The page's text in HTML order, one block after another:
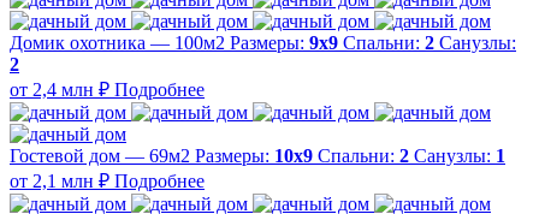
Домик охотника — 100м2 Размеры: 9х9 Спальни: 2 Санузлы:
2
от 2,4 млн ₽ Подробнее
Гостевой дом — 69м2 Размеры: 10х9 Спальни: 2 Санузлы: 1
от 2,1 млн ₽ Подробнее